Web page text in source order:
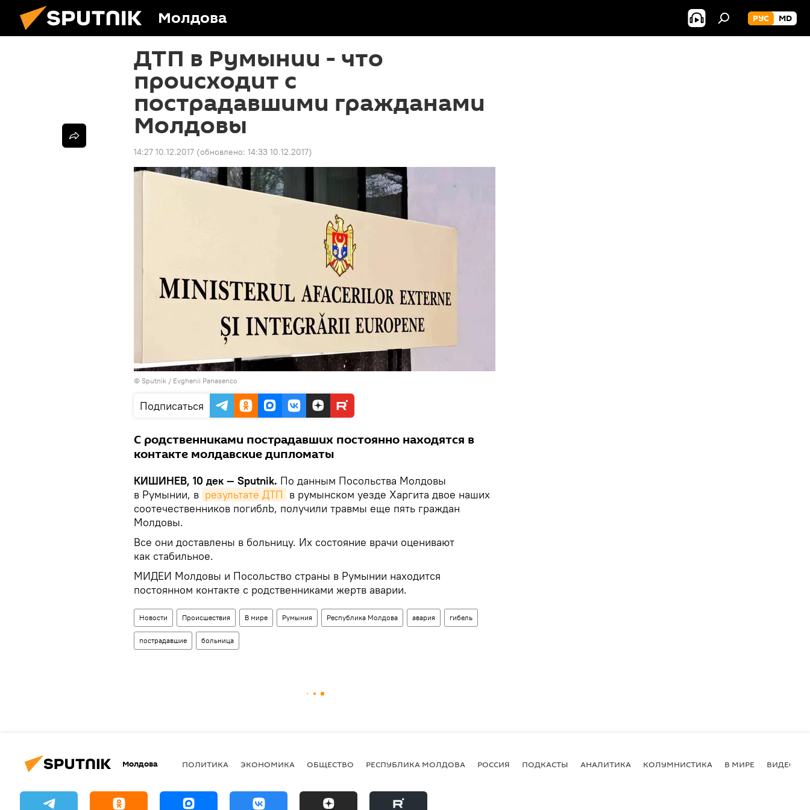
Молдова РУС MD
ДТП в Румынии - что
происходит с
пострадавшими гражданами
Молдовы
14:27 10.12.2017 (обновлено: 14:33 10.12.2017)
© Sputnik / Evghenii Panasenco
Подписаться
С родственниками пострадавших постоянно находятся в
контакте молдавские дипломаты
КИШИНЕВ, 10 дек — Sputnik. По данным Посольства Молдовы
в Румынии, в результате ДТП в румынском уезде Харгита двое наших
соотечественников погиблb, получили травмы еще пять граждан
Молдовы.
Все они доставлены в больницу. Их состояние врачи оценивают
как стабильное.
МИДЕИ Молдовы и Посольство страны в Румынии находится
постоянном контакте с родственниками жертв аварии.
Новости Происшествия В мире Румыния Республика Молдова авария гибель
пострадавшие больница
Молдова ПОЛИТИКА ЭКОНОМИКА ОБЩЕСТВО РЕСПУБЛИКА МОЛДОВА РОССИЯ ПОДКАСТЫ АНАЛИТИКА КОЛУМНИСТИКА В МИРЕ ВИДЕО